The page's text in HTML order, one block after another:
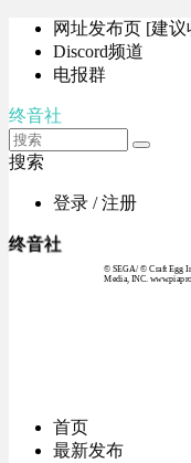
网址发布页 [建
Discord频道
电报群
终音社
搜索
登录 / 注册
终音社
© SEGA / © Craft Egg
Media, INC.
首页
最新发布